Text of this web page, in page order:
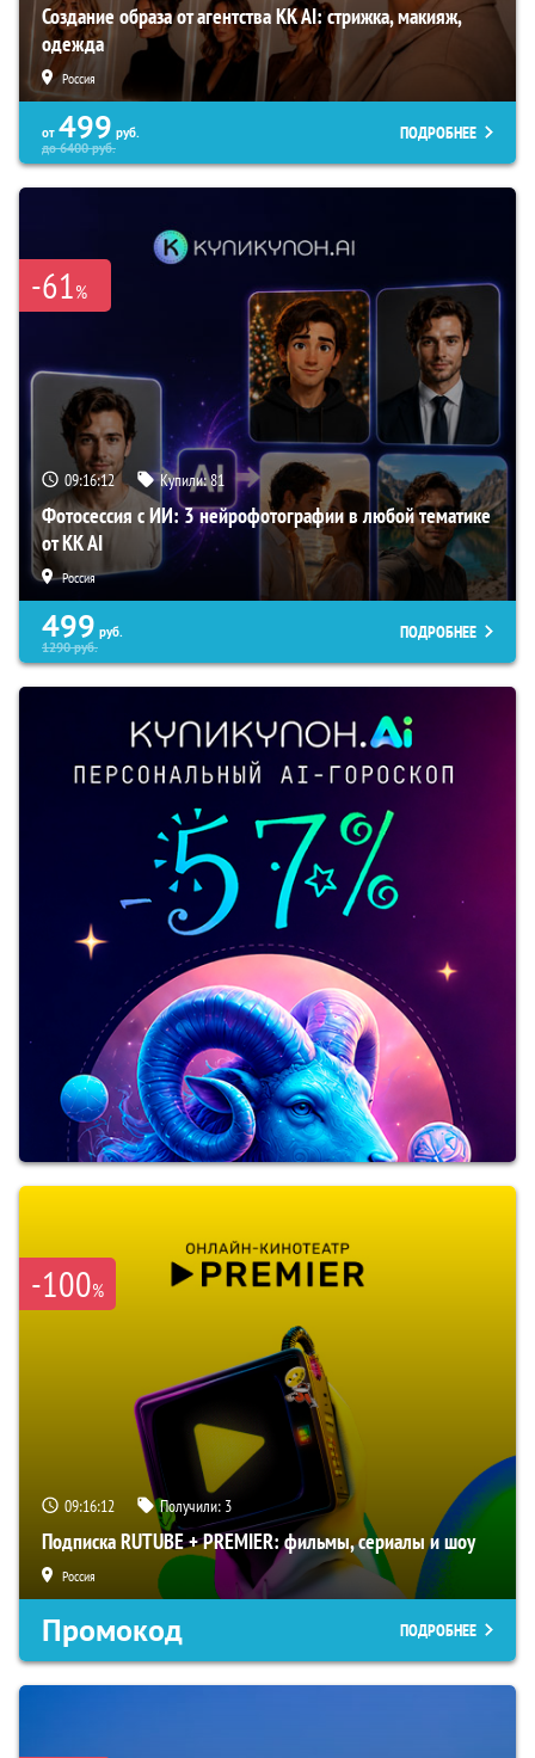
Создание образа от агентства KK AI: стрижка, макияж,
одежда
Россия
от 499 руб.
до6400руб.
ПОДРОБНЕЕ
-61%
09:16:11 Купили:81
Фотосессия с ИИ: 3 нейрофотографии в любой тематике
от KK AI
Россия
499 руб.
1290руб.
ПОДРОБНЕЕ
-100%
09:16:11 Получили: 3
Подписка RUTUBE + PREMIER: фильмы, сериалы и шоу
Россия
Промокод ПОДРОБНЕЕ